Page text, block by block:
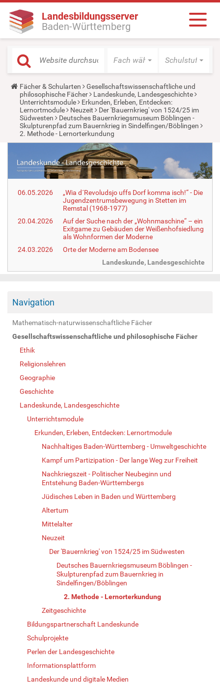
Landesbildungsserver
Baden-Württemberg
Fach wählen Schulstufe
Y
o
u
a
r
e
h
e
:
Fächer & Schularten
Gesellschaftswissenschaftliche und
philosophische Fächer
Landeskunde, Landesgeschichte
Unterrichtsmodule
Erkunden, Erleben, Entdecken:
Lernortmodule
Neuzeit
Der 'Bauernkrieg' von 1524/25 im
Südwesten
Deutsches Bauernkriegsmuseum Böblingen -
Skulpturenpfad zum Bauernkrieg in Sindelfingen/Böblingen
2. Methode - Lernorterkundung
06.05.2026
„Wia d´Revoludsjo uffs Dorf komma isch!“ - Die
Jugendzentrumsbewegung in Stetten im
Remstal (1968-1977)
20.04.2026
Auf der Suche nach der „Wohnmaschine“ – ein
Exitgame zu Gebäuden der Weißenhofsiedlung
als Wohnformen der Moderne
24.03.2026
Orte der Moderne am Bodensee
Landeskunde, Landesgeschichte
Navigation
Mathematisch-naturwissenschaftliche Fächer
Gesellschaftswissenschaftliche und philosophische Fächer
Ethik
Religionslehren
Geographie
Geschichte
Landeskunde, Landesgeschichte
Unterrichtsmodule
Erkunden, Erleben, Entdecken: Lernortmodule
Nachhaltiges Baden-Württemberg - Umweltgeschichte
Kampf um Partizipation - Der lange Weg zur Freiheit
Nachkriegszeit - Politischer Neubeginn und
Entstehung Baden-Württembergs
Jüdisches Leben in Baden und Württemberg
Altertum
Mittelalter
Neuzeit
Der 'Bauernkrieg' von 1524/25 im Südwesten
Deutsches Bauernkriegsmuseum Böblingen -
Skulpturenpfad zum Bauernkrieg in
Sindelfingen/Böblingen
2. Methode - Lernorterkundung
Zeitgeschichte
Bildungspartnerschaft Landeskunde
Schulprojekte
Perlen der Landesgeschichte
Informationsplattform
Landeskunde und digitale Medien